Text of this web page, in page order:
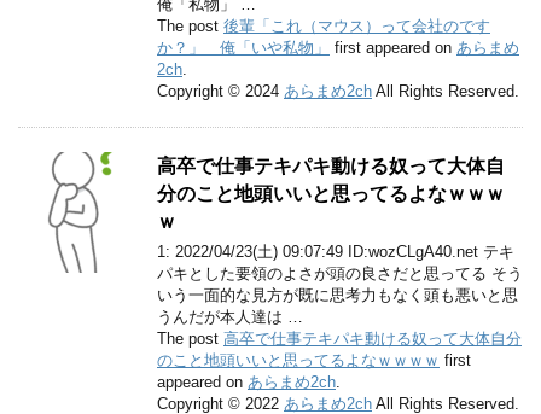
俺「私物」 …
The post 後輩「これ（マウス）って会社のです
か？」 俺「いや私物」
first appeared on あらまめ
2ch
Copyright © 2024 あらまめ2ch All Rights Reserved.
高卒で仕事テキパキ動ける奴って大体自
分のこと地頭いいと思ってるよなｗｗｗ
ｗ
1: 2022/04/23(土) 09:07:49 ID:wozCLgA40.net テキ
パキとした要領のよさが頭の良さだと思ってる そう
いう一面的な見方が既に思考力もなく頭も悪いと思
うんだが本人達は …
The post 高卒で仕事テキパキ動ける奴って大体自分
のこと地頭いいと思ってるよなｗｗｗｗ first
appeared on あらまめ2ch
Copyright © 2022 あらまめ2ch All Rights Reserved.